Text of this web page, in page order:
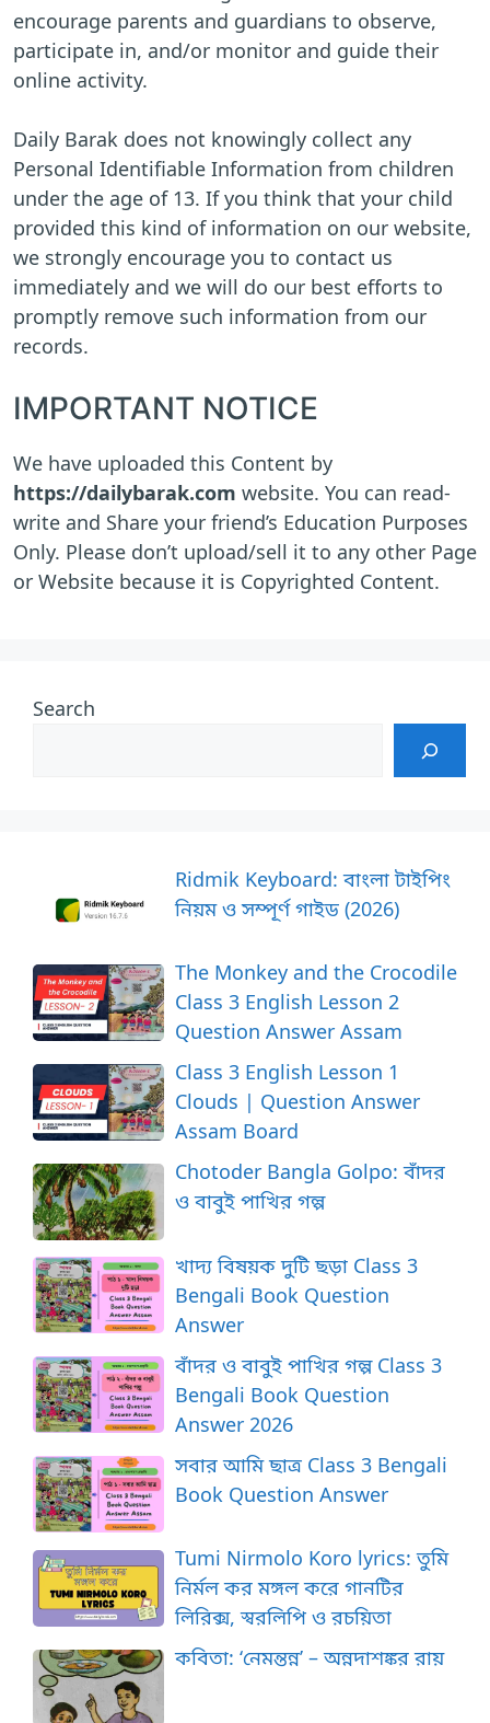
encourage parents and guardians to observe,
participate in, and/or monitor and guide their
online activity.
Daily Barak does not knowingly collect any
Personal Identifiable Information from children
under the age of 13. If you think that your child
provided this kind of information on our website,
we strongly encourage you to contact us
immediately and we will do our best efforts to
promptly remove such information from our
records.
IMPORTANT NOTICE
We have uploaded this Content by
https://dailybarak.com website. You can read-
write and Share your friend’s Education Purposes
Only. Please don’t upload/sell it to any other Page
or Website because it is Copyrighted Content.
Search
Ridmik Keyboard: বাংলা টাইপিং
নিয়ম ও সম্পূর্ণ গাইড (2026)
The Monkey and the Crocodile
Class 3 English Lesson 2
Question Answer Assam
Class 3 English Lesson 1
Clouds | Question Answer
Assam Board
Chotoder Bangla Golpo: বাঁদর
ও বাবুই পাখির গল্প
খাদ্য বিষয়ক দুটি ছড়া Class 3
Bengali Book Question
Answer
বাঁদর ও বাবুই পাখির গল্প Class 3
Bengali Book Question
Answer 2026
সবার আমি ছাত্র Class 3 Bengali
Book Question Answer
Tumi Nirmolo Koro lyrics: তুমি
নির্মল কর মঙ্গল করে গানটির
লিরিক্স, স্বরলিপি ও রচয়িতা
কবিতা: ‘নেমন্তন্ন’ – অন্নদাশঙ্কর রায়